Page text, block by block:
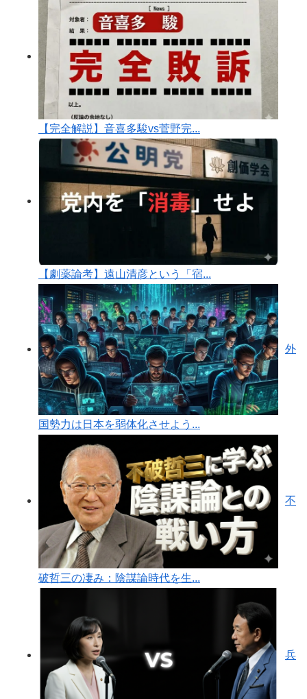
【完全解説】音喜多駿vs菅野完...
【劇薬論考】遠山清彦という「宿...
外
国勢力は日本を弱体化させよう...
不
破哲三の凄み：陰謀論時代を生...
兵